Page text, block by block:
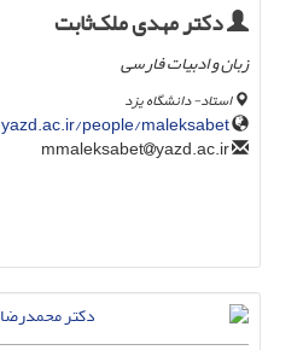
دکتر مهدی ملک‌ثابت
زبان و ادبیات فارسی
استاد- دانشگاه یزد
yazd.ac.ir/people/maleksabet
yazd.ac.ir